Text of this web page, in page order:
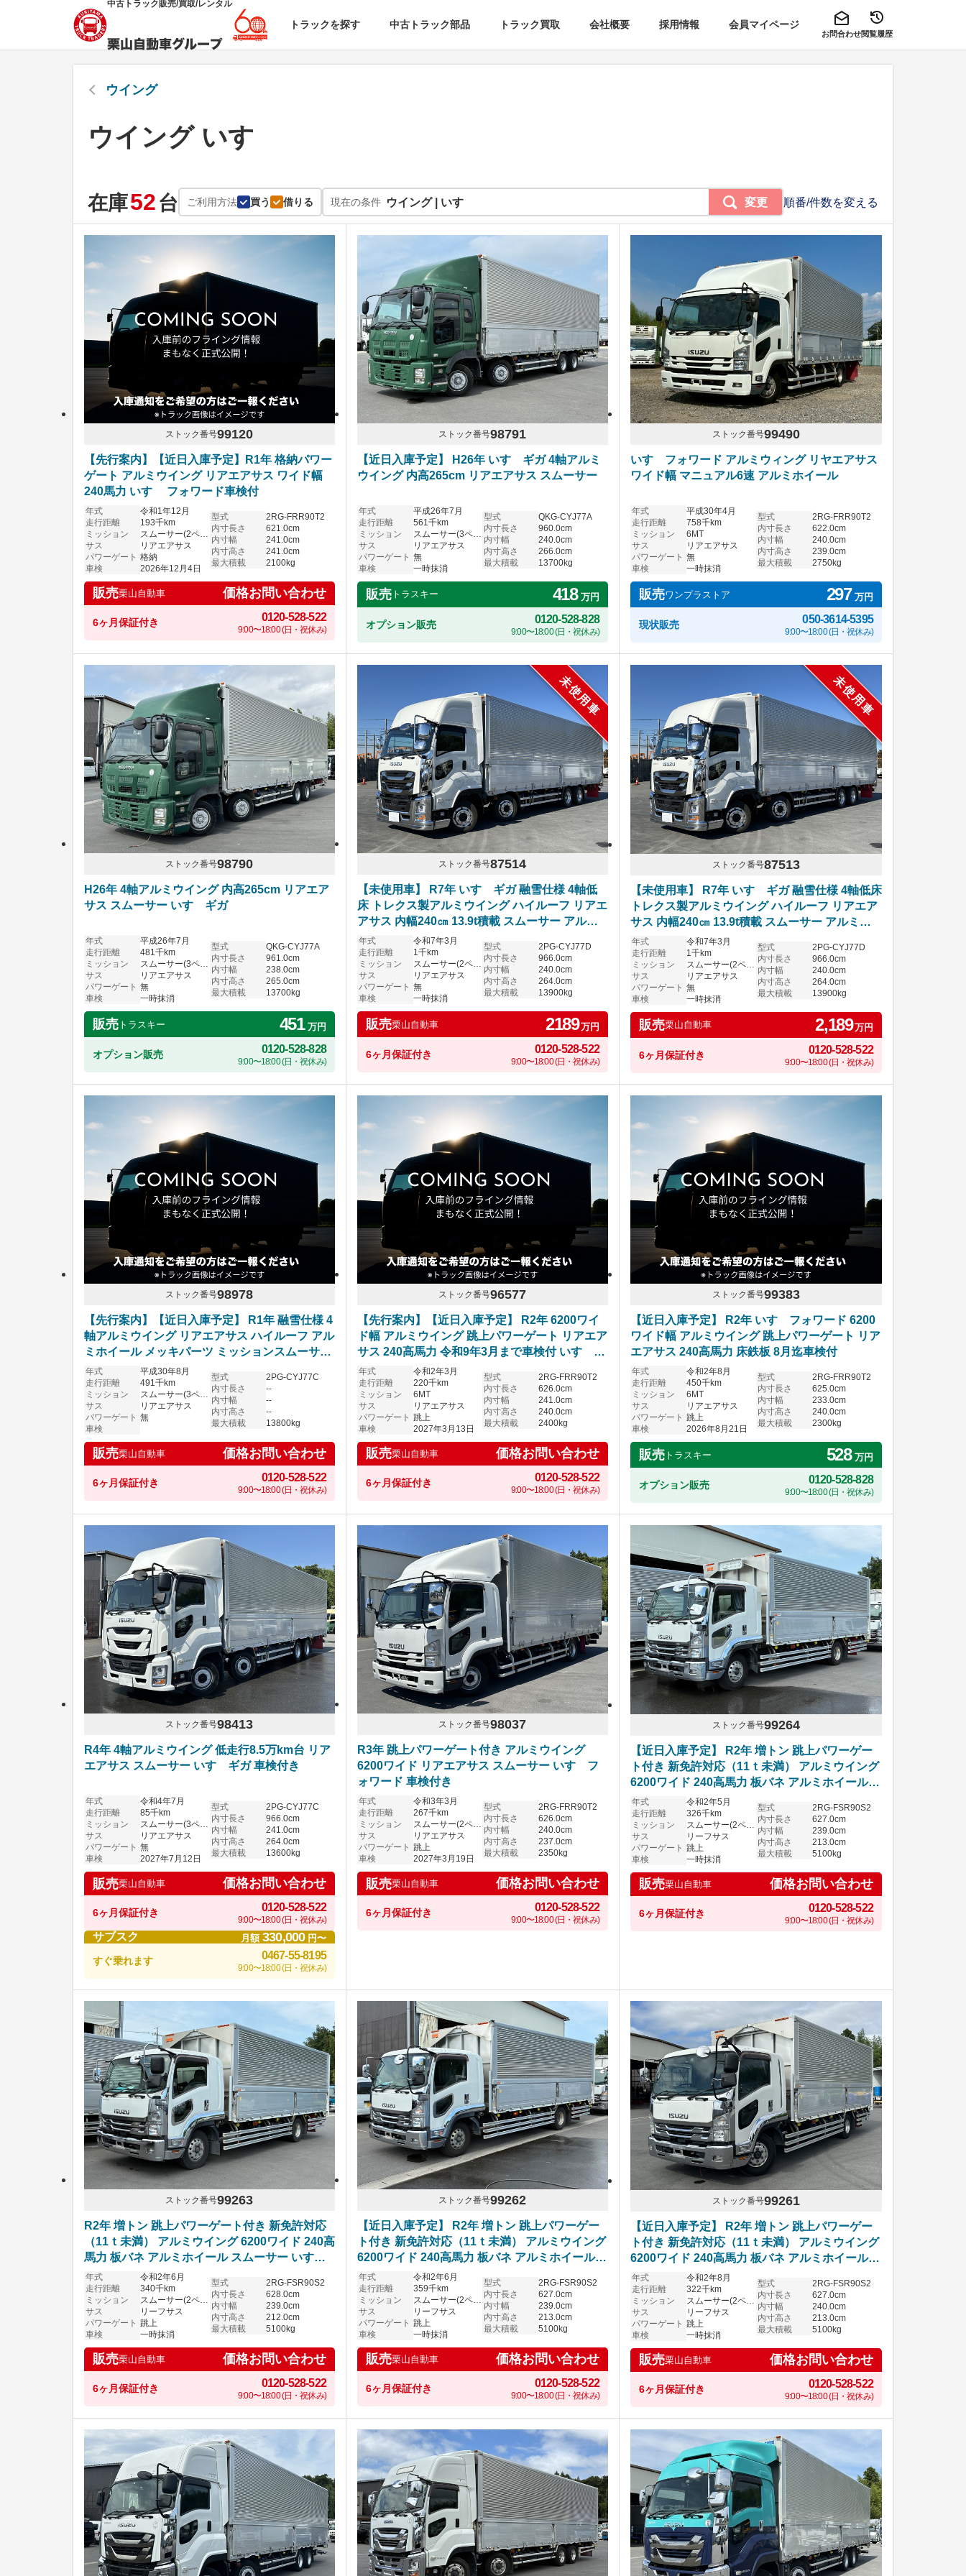
中古トラック販売/買取/レンタル
トラックを探す 中古トラック部品 トラック買取 会社概要 採用情報 会員マイページ
お問合わせ閲覧履歴
ウイング
ウイング いすゞ
在庫52台 順番/件数を変える
ご利用方法 買う 借りる 現在の条件 ウイング | いすゞ 変更
ストック番号99120
【先行案内】【近日入庫予定】R1年 格納パワー
ゲート アルミウイング リアエアサス ワイド幅
240馬力 いすゞ フォワード車検付
年式
令和1年12月
走行距離
193千km
ミッション
サス
リアエアサス
パワーゲート 格納
車検
2026年12月4日
型式
2RG-FRR90T2
内寸長さ
621.0cm
内寸幅
241.0cm
内寸高さ
241.0cm
最大積載
2100kg
販売栗山自動車 価格お問い合わせ
6ヶ月保証付き 0120-528-522
9:00〜18:00 (日・祝休み)
ストック番号98791
【近日入庫予定】 H26年 いすゞギガ 4軸アルミ
ウイング 内高265cm リアエアサス スムーサー
年式
平成26年7月
走行距離
561千km
ミッション
スムーサー(3ペダル)
サス
リアエアサス
パワーゲート 無
車検
一時抹消
型式
QKG-CYJ77A
内寸長さ
960.0cm
内寸幅
240.0cm
内寸高さ
266.0cm
最大積載
13700kg
販売トラスキー 418万円
オプション販売 0120-528-828
9:00〜18:00 (日・祝休み)
ストック番号99490
いすゞフォワード アルミウィング リヤエアサス
ワイド幅 マニュアル6速 アルミホイール
年式
平成30年4月
走行距離
758千km
ミッション
6MT
サス
リアエアサス
パワーゲート 無
車検
一時抹消
型式
2RG-FRR90T2
内寸長さ
622.0cm
内寸幅
240.0cm
内寸高さ
239.0cm
最大積載
2750kg
販売ワンプラストア 297 万円
現状販売 050-3614-5395
9:00〜18:00 (日・祝休み)
ストック番号98790
H26年 4軸アルミウイング 内高265cm リアエア
サス スムーサー いすゞギガ
年式
平成26年7月
走行距離
481千km
ミッション
スムーサー(3ペダル)
サス
リアエアサス
パワーゲート 無
車検
一時抹消
型式
QKG-CYJ77A
内寸長さ
961.0cm
内寸幅
238.0cm
内寸高さ
265.0cm
最大積載
13700kg
販売 トラスキー 451万円
オプション販売 0120-528-828
9:00〜18:00 (日・祝休み)
未使用車
ストック番号87514
【未使用車】 R7年 いすゞギガ 融雪仕様 4軸低
床 トレクス製アルミウイング ハイルーフ リアエ
アサス 内幅240㎝ 13.9t積載 スムーサー アルミ
ホイール
年式
令和7年3月
走行距離
1千km
ミッション
スムーサー(2ペダル)
サス
リアエアサス
パワーゲート 無
車検
一時抹消
型式
2PG-CYJ77D
内寸長さ
966.0cm
内寸幅
240.0cm
内寸高さ
264.0cm
最大積載
13900kg
販売栗山自動車 2189万円
6ヶ月保証付き 0120-528-522
9:00〜18:00 (日・祝休み)
未使用車
ストック番号87513
【未使用車】 R7年 いすゞギガ 融雪仕様 4軸低床
トレクス製アルミウイング ハイルーフ リアエア
サス 内幅240㎝ 13.9t積載 スムーサー アルミホ
イール
年式
令和7年3月
走行距離
1千km
ミッション
スムーサー(2ペダル)
サス
リアエアサス
パワーゲート 無
車検
一時抹消
型式
2PG-CYJ77D
内寸長さ
966.0cm
内寸幅
240.0cm
内寸高さ
264.0cm
最大積載
13900kg
販売栗山自動車 2,189万円
6ヶ月保証付き 0120-528-522
9:00〜18:00 (日・祝休み)
ストック番号98978
【先行案内】【近日入庫予定】 R1年 融雪仕様 4
軸アルミウイング リアエアサス ハイルーフ アル
ミホイール メッキパーツ ミッションスムーサー
いすゞギガ
年式
平成30年8月
走行距離
491千km
ミッション
サス
リアエアサス
パワーゲート 無
車検
型式
2PG-CYJ77C
内寸長さ
--
内寸幅
--
内寸高さ
--
最大積載
13800kg
販売栗山自動車 価格お問い合わせ
6ヶ月保証付き 0120-528-522
9:00〜18:00 (日・祝休み)
ストック番号96577
【先行案内】【近日入庫予定】 R2年 6200ワイ
ド幅 アルミウイング 跳上パワーゲート リアエア
サス 240高馬力 令和9年3月まで車検付 いすゞフ
ォワード
年式
令和2年3月
走行距離
220千km
ミッション
6MT
サス
リアエアサス
パワーゲート 跳上
車検
2027年3月13日
型式
2RG-FRR90T2
内寸長さ
626.0cm
内寸幅
241.0cm
内寸高さ
240.0cm
最大積載
2400kg
販売栗山自動車 価格お問い合わせ
6ヶ月保証付き 0120-528-522
9:00〜18:00 (日・祝休み)
ストック番号99383
【近日入庫予定】 R2年 いすゞフォワード 6200
ワイド幅 アルミウイング 跳上パワーゲート リア
エアサス 240高馬力 床鉄板 8月迄車検付
年式
令和2年8月
走行距離
450千km
ミッション
6MT
サス
リアエアサス
パワーゲート 跳上
車検
2026年8月21日
型式
2RG-FRR90T2
内寸長さ
625.0cm
内寸幅
233.0cm
内寸高さ
240.0cm
最大積載
2300kg
販売トラスキー 528万円
オプション販売 0120-528-828
9:00〜18:00 (日・祝休み)
ストック番号98413
R4年 4軸アルミウイング 低走行8.5万km台 リア
エアサス スムーサー いすゞギガ 車検付き
年式
令和4年7月
走行距離
85千km
ミッション
スムーサー(3ペダル)
サス
リアエアサス
パワーゲート 無
車検
2027年7月12日
型式
2PG-CYJ77C
内寸長さ
966.0cm
内寸幅
241.0cm
内寸高さ
264.0cm
最大積載
13600kg
販売栗山自動車 価格お問い合わせ
6ヶ月保証付き 0120-528-522
9:00〜18:00 (日・祝休み)
サブスク 月額330,000円〜
すぐ乗れます 0467-55-8195
9:00〜18:00 (日・祝休み)
ストック番号98037
R3年 跳上パワーゲート付き アルミウイング
6200ワイド リアエアサス スムーサー いすゞフ
ォワード 車検付き
年式
令和3年3月
走行距離
267千km
ミッション
スムーサー(2ペダル)
サス
リアエアサス
パワーゲート 跳上
車検
2027年3月19日
型式
2RG-FRR90T2
内寸長さ
626.0cm
内寸幅
240.0cm
内寸高さ
237.0cm
最大積載
2350kg
販売栗山自動車 価格お問い合わせ
6ヶ月保証付き 0120-528-522
9:00〜18:00 (日・祝休み)
ストック番号99264
【近日入庫予定】 R2年 増トン 跳上パワーゲー
ト付き 新免許対応（11ｔ未満） アルミウイング
6200ワイド 240高馬力 板バネ アルミホイール
スムーサー いすゞフォワード
年式
令和2年5月
走行距離
326千km
ミッション
スムーサー(2ペダル)
サス
リーフサス
パワーゲート 跳上
車検
一時抹消
型式
2RG-FSR90S2
内寸長さ
627.0cm
内寸幅
239.0cm
内寸高さ
213.0cm
最大積載
5100kg
販売栗山自動車 価格お問い合わせ
6ヶ月保証付き 0120-528-522
9:00〜18:00 (日・祝休み)
ストック番号99263
R2年 増トン 跳上パワーゲート付き 新免許対応
（11ｔ未満） アルミウイング 6200ワイド 240高
馬力 板バネ アルミホイール スムーサー いすゞ
フォワード
年式
令和2年6月
走行距離
340千km
ミッション
スムーサー(2ペダル)
サス
リーフサス
パワーゲート 跳上
車検
一時抹消
型式
2RG-FSR90S2
内寸長さ
628.0cm
内寸幅
239.0cm
内寸高さ
212.0cm
最大積載
5100kg
販売栗山自動車 価格お問い合わせ
6ヶ月保証付き 0120-528-522
9:00〜18:00 (日・祝休み)
ストック番号99262
【近日入庫予定】 R2年 増トン 跳上パワーゲー
ト付き 新免許対応（11ｔ未満） アルミウイング
6200ワイド 240高馬力 板バネ アルミホイール
スムーサー いすゞフォワード
年式
令和2年6月
走行距離
359千km
ミッション
スムーサー(2ペダル)
サス
リーフサス
パワーゲート 跳上
車検
一時抹消
型式
2RG-FSR90S2
内寸長さ
627.0cm
内寸幅
239.0cm
内寸高さ
213.0cm
最大積載
5100kg
販売栗山自動車 価格お問い合わせ
6ヶ月保証付き 0120-528-522
9:00〜18:00 (日・祝休み)
ストック番号99261
【近日入庫予定】 R2年 増トン 跳上パワーゲー
ト付き 新免許対応（11ｔ未満） アルミウイング
6200ワイド 240高馬力 板バネ アルミホイール
スムーサー いすゞフォワード
年式
令和2年8月
走行距離
322千km
ミッション
スムーサー(2ペダル)
サス
リーフサス
パワーゲート 跳上
車検
一時抹消
型式
2RG-FSR90S2
内寸長さ
627.0cm
内寸幅
240.0cm
内寸高さ
213.0cm
最大積載
5100kg
販売栗山自動車 価格お問い合わせ
6ヶ月保証付き 0120-528-522
9:00〜18:00 (日・祝休み)